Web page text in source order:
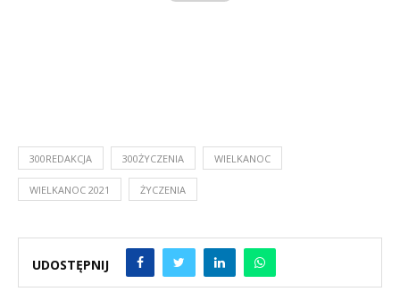
300REDAKCJA 300ŻYCZENIA WIELKANOC
WIELKANOC 2021 ŻYCZENIA
UDOSTĘPNIJ